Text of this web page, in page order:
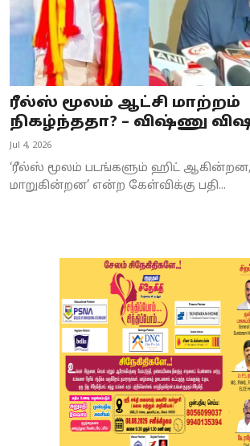
Tamilnadu
National
World
Astrology
Spirituality
Weather
ரீல்ஸ் மூலம் ஆட்சி மாற்றம்
நிகழ்ந்ததா? – விஷ்ணு
Jul 4, 2026
‘ரீல்ஸ் மூலம் படங்களும் ஹிட்
மாறுகின்றன’ என்ற கேள்விக்கு பதி...